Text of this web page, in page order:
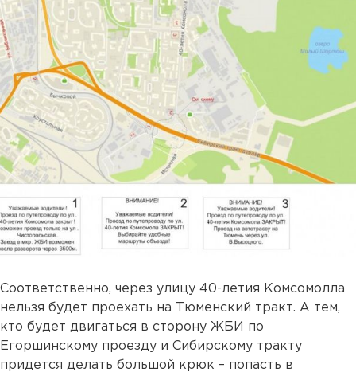
Соответственно, через улицу 40-летия Комсомолла
нельзя будет проехать на Тюменский тракт. А тем,
кто будет двигаться в сторону ЖБИ по
Егоршинскому проезду и Сибирскому тракту
придется делать большой крюк – попасть в